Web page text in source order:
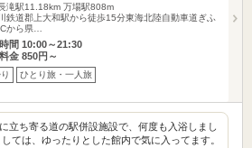
滝駅11.18km 万場駅808m
鉄道郡上大和駅から徒歩15分東海北陸自動車道ぎふ
から県…
間 10:00～21:30
金 850円～
ひとり旅・一人旅
立ち寄る道の駅併設施設で、何度も入浴しまし
ては、ゆったりとした館内で気に入ってます。